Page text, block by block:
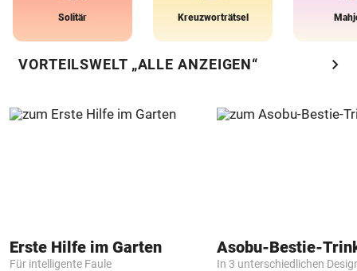
Solitär Kreuzworträtsel
VORTEILSWELT „ALLE ANZEIGEN“ chevron_right
Erste Hilfe im Garten
Für intelligente Faule
Asobu-Bestie-
In 3 unterschiedlichen